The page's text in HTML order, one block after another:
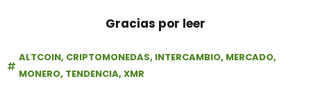
Gracias por leer
ALTCOIN, CRIPTOMONEDAS, INTERCAMBIO, MERCADO,
MONERO, TENDENCIA, XMR